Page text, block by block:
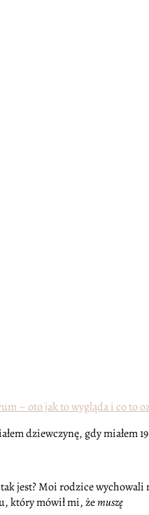
– oto jak to wygląda i co to
dziewczynę, gdy miałem 19
jest? Moi rodzice
który mówił mi, żemuszę